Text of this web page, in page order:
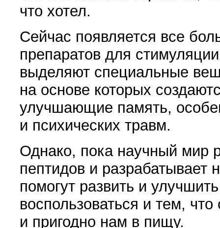
что хотел.
Сейчас появляется все
препаратов для
выделяют специальные
на основе которых
улучшающие память,
и психических травм.
Однако, пока научный мир
пептидов и разрабатывает
помогут развить и
воспользоваться и тем,
и пригодно нам в пищу.